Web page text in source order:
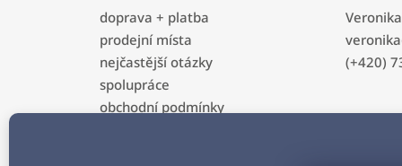
doprava + platba
prodejní místa
nejčastější otázky
spolupráce
obchodní podmínky
veronika
(+420)